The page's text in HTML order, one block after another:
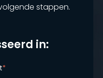
stappen.
in:
*